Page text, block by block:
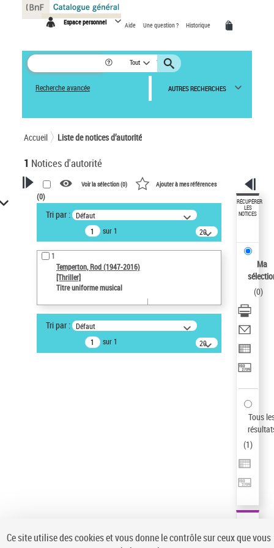
Espace personnel Aide Une question ? Historique
Tout
Recherche avancée AUTRES RECHERCHES
Accueil Liste de notices d’autorité
1 Notices d'autorité
VOTRE RECHERCHE
Recherche avancée dans les
notices d’autorité
Œuvres liées à l'auteur :
Temperton, Rod (1947-2016)
Auteur d’œuvre
Temperton, Rod (1947-2016)
Statut de la notice d’autorité
Pays
Voir la sélection (0) Ajouter à mes références
(0)
Tri par : Défaut
sur 1
20
résultats/page
1
Temperton, Rod (1947-2016)
[Thriller]
Titre uniforme musical
Tri par : Défaut
sur 1
20
résultats/page
RÉCUPÉRER
LES
NOTICES
Ma
(0)
Tous
(1)
Panneau de gestion des cookies
Ce site utilise des cookies et vous donne le contrôle sur ceux que vous